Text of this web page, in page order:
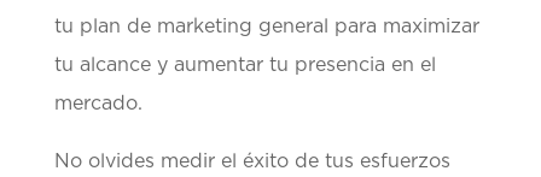
tu plan de marketing general para maximizar
tu alcance y aumentar tu presencia en el
mercado.
No olvides medir el éxito de tus esfuerzos